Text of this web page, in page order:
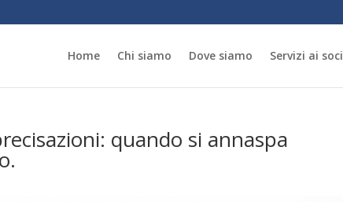
Home Chi siamo Dove siamo Servizi ai soci
quando si annaspa